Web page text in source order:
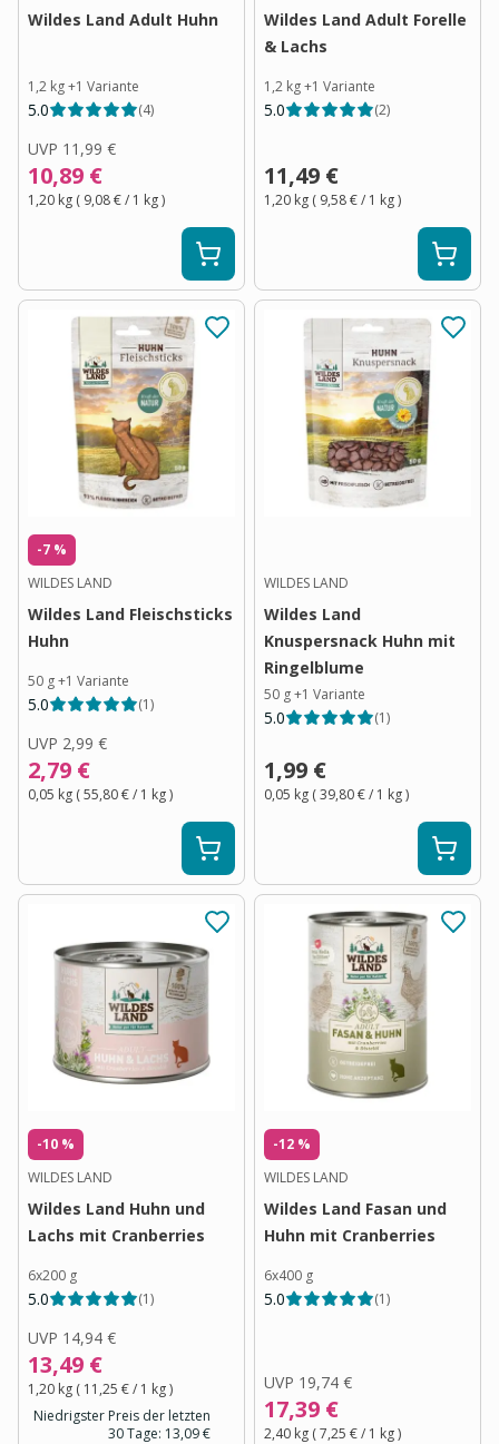
Wildes Land Adult Huhn
1,2 kg+1 Variante
5.0 (4)
UVP 11,99 €
10,89 €
1,20 kg ( 9,08 €/ 1 kg)
Wildes Land Adult Forelle
& Lachs
1,2 kg+1 Variante
5.0 (2)
11,49 €
1,20 kg ( 9,58 €/ 1 kg)
-7 %
WILDES LAND
Wildes Land Fleischsticks
Huhn
50 g+1 Variante
5.0 (1)
UVP 2,99 €
2,79 €
0,05 kg (55,80 €/ 1 kg)
WILDES LAND
Wildes Land
Knuspersnack Huhn mit
Ringelblume
50 g+1 Variante
5.0 (1)
1,99 €
0,05 kg (39,80 €/ 1 kg)
-10 %
WILDES LAND
Wildes Land Huhn und
Lachs mit Cranberries
6x200 g
5.0 (1)
UVP 14,94 €
13,49 €
1,20 kg ( 11,25 €/ 1 kg)
Niedrigster Preis der letzten
30 Tage: 13,09 €
-12 %
WILDES LAND
Wildes Land Fasan und
Huhn mit Cranberries
6x400 g
5.0 (1)
UVP 19,74 €
17,39 €
2,40 kg (7,25 €/ 1 kg)